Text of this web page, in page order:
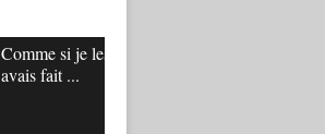
Comme si je les
avais fait ...